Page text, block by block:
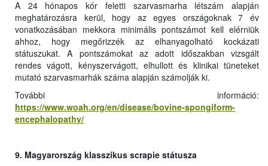
A 24 hónapos kór feletti szarvasmarha létszám alapján
meghatározásra kerül, hogy az egyes országoknak 7 év
vonatkozásában mekkora minimális pontszámot kell elérniük
ahhoz, hogy megőrizzék az elhanyagolható kockázati
státuszukat. A pontszámokat az adott időszakban vizsgált
rendes vágott, kényszervágott, elhullott és klinikai tüneteket
mutató szarvasmarhák száma alapján számolják ki.
További információ:
https://www.woah.org/en/disease/bovine-spongiform-
encephalopathy/
9. Magyarország klasszikus scrapie státusza